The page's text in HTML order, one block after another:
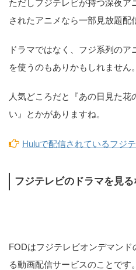
ただしフジテレビが持つ深夜ア
されたアニメなら一部見放題配
ドラマではなく、フジ系列の
を使うのもありかもしれません。
人気どころだと『あの日見た花
い』とかがありますね。
Huluで配信されているフジ
フジテレビのドラマを見
FODはフジテレビオンデマン
る動画配信サービスのことです。